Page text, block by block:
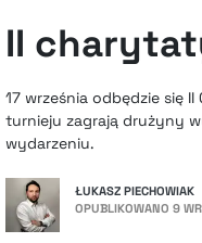
II
17 września odbędzie się
turnieju zagrają drużyny
wydarzeniu.
ŁUKASZ PIECHOWIAK
OPUBLIKOWANO 9